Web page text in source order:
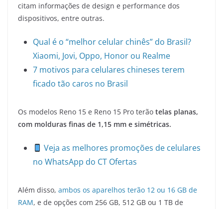
citam informações de design e performance dos
dispositivos, entre outras.
Qual é o “melhor celular chinês” do Brasil?
Xiaomi, Jovi, Oppo, Honor ou Realme
7 motivos para celulares chineses terem
ficado tão caros no Brasil
Os modelos Reno 15 e Reno 15 Pro terão telas planas,
com molduras finas de 1,15 mm e simétricas.
Veja as melhores promoções de celulares
no WhatsApp do CT Ofertas
Além disso, ambos os aparelhos terão 12 ou 16 GB de
RAM, e de opções com 256 GB, 512 GB ou 1 TB de